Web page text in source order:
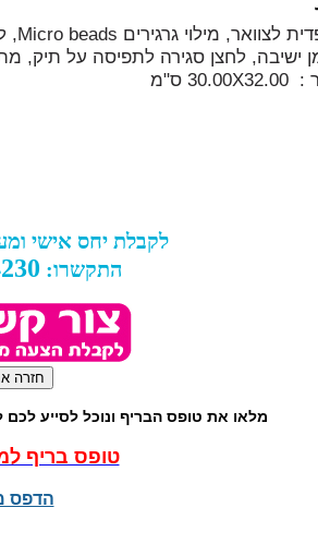
לצוואר, מילוי גרגירים Micro beads
,
:
30.00X32.00 ס"מ
לקבלת יחס אישי ומענה לכל שאלותיכם
התקשרו:
מלאו את טופס הבריף ונוכל לסייע
טופס בריף
הדפס